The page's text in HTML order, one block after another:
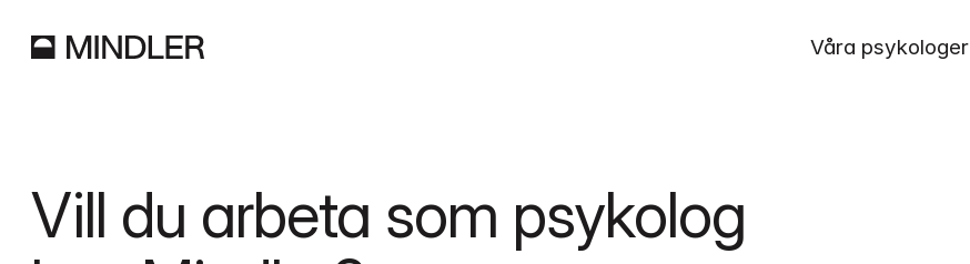
Våra psykologer
Vill du arbeta som psykolog